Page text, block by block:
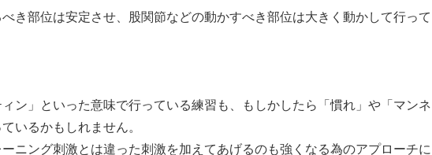
き部位は安定させ、股関節などの動かすべき部位は大きく動かして行って
ン」といった意味で行っている練習も、もしかしたら「慣れ」や「マンネ
いるかもしれません。
ニング刺激とは違った刺激を加えてあげるのも強くなる為のアプローチに